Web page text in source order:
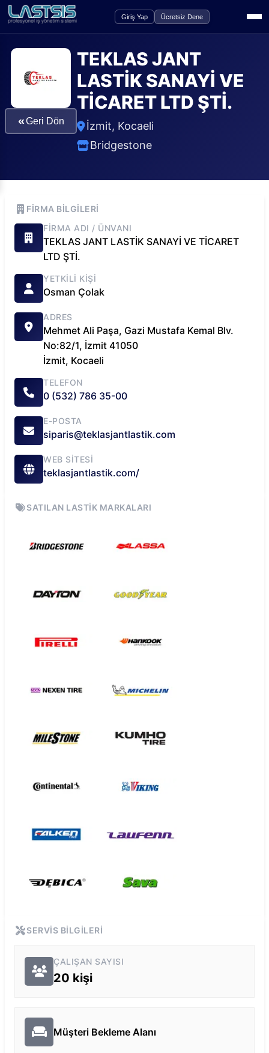
Giriş Yap Ücretsiz Dene
«Geri Dön
TEKLAS JANT
LASTİK SANAYİ VE
TİCARET LTD ŞTİ.
İzmit, Kocaeli
Bridgestone
FIRMA BILGILERI
FIRMA ADI / ÜNVANI
TEKLAS JANT LASTİK SANAYİ VE TİCARET
LTD ŞTİ.
YETKILI KIŞI
Osman Çolak
ADRES
Mehmet Ali Paşa, Gazi Mustafa Kemal Blv.
No:82/1, İzmit 41050
İzmit, Kocaeli
TELEFON
0 (532) 786 35-00
E-POSTA
siparis@teklasjantlastik.com
WEB SITESI
teklasjantlastik.com/
SATILAN LASTIK MARKALARI
SERVIS BILGILERI
ÇALIŞAN SAYISI
20 kişi
Müşteri Bekleme Alanı